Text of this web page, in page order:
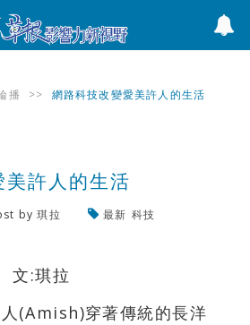
播 >> 網路科技改變愛美許人的生活
許人的生活
by琪拉 最新 科技
文:琪拉
(Amish)穿著傳統的長洋